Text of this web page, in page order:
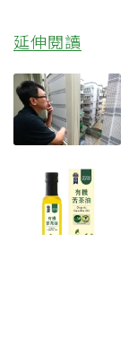
延伸閱讀